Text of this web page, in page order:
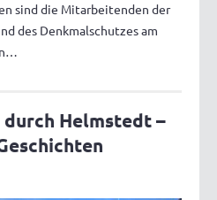
sind die Mitarbeitenden der
des Denkmalschutzes am
Helmstedt –